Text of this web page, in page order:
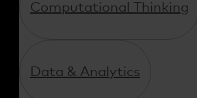
Computational Thinking
Data & Analytics